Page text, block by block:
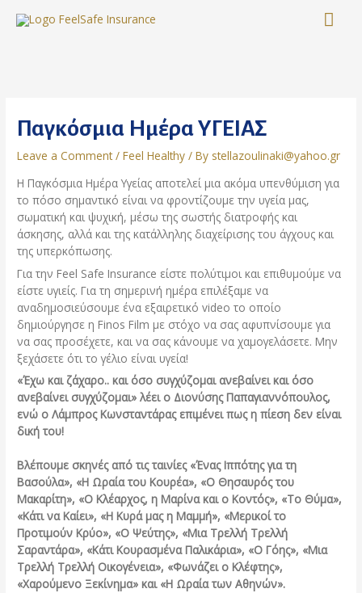
Παγκόσμια Ημέρα ΥΓΕΙΑΣ
Leave a Comment /Feel Healthy / By stellazoulinaki@yahoo.gr
Η Παγκόσμια Ημέρα Υγείας αποτελεί μια ακόμα υπενθύμιση για
το πόσο σημαντικό είναι να φροντίζουμε την υγεία μας,
σωματική και ψυχική, μέσω της σωστής διατροφής και
άσκησης, αλλά και της κατάλληλης διαχείρισης του άγχους και
της υπερκόπωσης.
Για την Feel Safe Insurance είστε πολύτιμοι και επιθυμούμε να
είστε υγιείς. Για τη σημερινή ημέρα επιλέξαμε να
αναδημοσιεύσουμε ένα εξαιρετικό video το οποίο
δημιούργησε η Finos Film με στόχο να σας αφυπνίσουμε για
να σας προσέχετε, και να σας κάνουμε να χαμογελάσετε. Μην
ξεχάσετε ότι το γέλιο είναι υγεία!
«Έχω και ζάχαρο.. και όσο συγχύζομαι ανεβαίνει και όσο
ανεβαίνει συγχύζομαι» λέει ο Διονύσης Παπαγιαννόπουλος,
ενώ ο Λάμπρος Κωνσταντάρας επιμένει πως η πίεση δεν είναι
δική του!
Βλέπουμε σκηνές από τις ταινίες «Ένας Ιππότης για τη
Βασούλα», «Η Ωραία του Κουρέα», «Ο Θησαυρός του
Μακαρίτη», «Ο Κλέαρχος, η Μαρίνα και ο Κοντός», «Το Θύμα»,
«Κάτι να Καίει», «Η Κυρά μας η Μαμμή», «Μερικοί το
Προτιμούν Κρύο», «Ο Ψεύτης», «Μια Τρελλή Τρελλή
Σαραντάρα», «Κάτι Κουρασμένα Παλικάρια», «Ο Γόης», «Μια
Τρελλή Τρελλή Οικογένεια», «Φωνάζει ο Κλέφτης»,
«Χαρούμενο Ξεκίνημα» και «Η Ωραία των Αθηνών».